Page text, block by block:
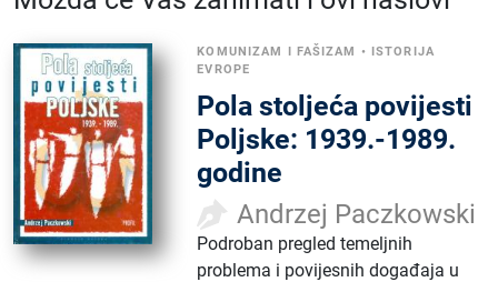
KOMUNIZAM I FAŠIZAM • ISTORIJA
EVROPE
Pola stoljeća povijesti
Poljske: 1939.-1989.
godine
Andrzej Paczkowski
Podroban pregled temeljnih
problema i povijesnih događaja u